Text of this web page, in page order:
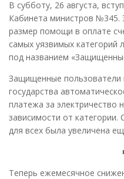
В субботу, 26 августа,
Кабинета министров №345.
размер помощи в оплате
самых уязвимых категорий
под названием
Защищенные пользователи
государства
платежа за электричество
зависимости от категории.
для всех была увеличена
Теперь ежемесячное